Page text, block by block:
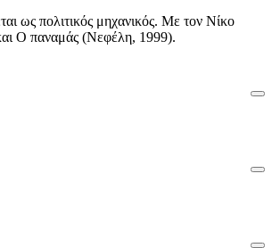
ως πολιτικός μηχανικός. Mε τον Nίκο
O παναμάς (Nεφέλη, 1999).